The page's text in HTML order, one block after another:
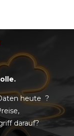
heute ?
darauf?